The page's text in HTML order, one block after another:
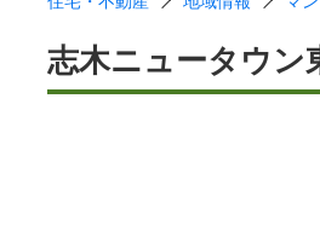
志木ニュータウン